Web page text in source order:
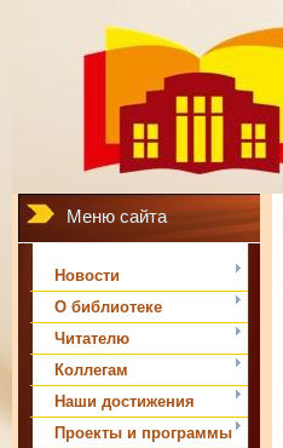
Меню сайта
Новости
О библиотеке
Читателю
Коллегам
Наши достижения
Проекты и программы